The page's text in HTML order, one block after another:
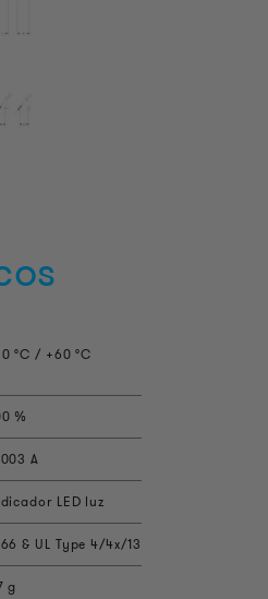
°C / +60 °C
%
A
LED luz
& UL Type 4/4x/13
g